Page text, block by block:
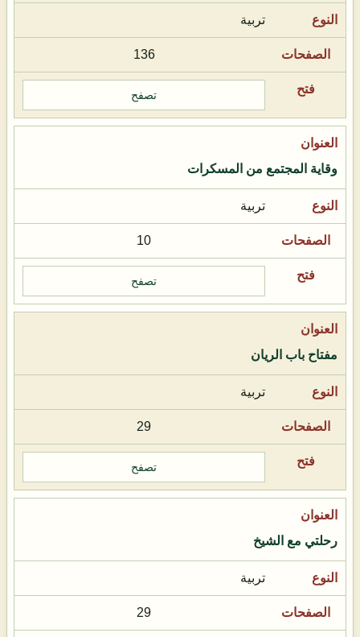
تربية
136
تصفح
وقاية المجتمع من المسكرات
تربية
10
تصفح
مفتاح باب الريان
تربية
29
تصفح
رحلتي مع الشيخ
تربية
29